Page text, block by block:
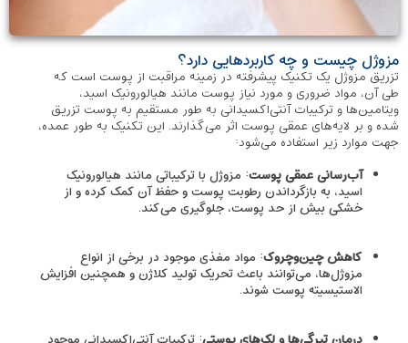
مزوژل چیست و چه کاربردهایی دارد؟
تزریق مزوژل یک تکنیک پیشرفته‌ در زمینه‌ مراقبت از پوست است که
طی آن، مواد ضروری و مورد نیاز پوست مانند هیالورونیک اسید،
ویتامین‌ها و ترکیبات آنتی‌اکسیدانی به طور مستقیم به پوست تزریق
شده و بر لایه‌های عمقی پوست اثر می‌گذارند. این تکنیک به طور عمده،
جهت موارد زیر استفاده می‌شود:
آ‌ب‌رسانی عمقی پوست: مزوژل با ترکیباتی مانند هیالورونیک
اسید، به بازگرداندن رطوبت پوست و حفظ آن کمک کرده و از
خشکی بیش از حد پوست، جلوگیری می‌کند.
کاهش چین‌وچروک:‌ مواد مغذی موجود در برخی از انواع
مزوژل‌ها، می‌توانند باعث تحریک تولید کلاژن و همچنین افزایش
الاستیسیته پوست ‌شوند.